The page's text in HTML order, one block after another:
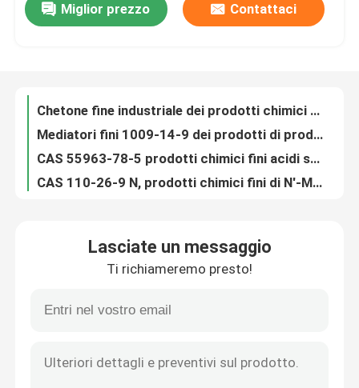
Circa noi
Controllo di qualità
Contattici
Miglior prezzo Contattaci
Lasciate un messaggio
Ti richiameremo presto!